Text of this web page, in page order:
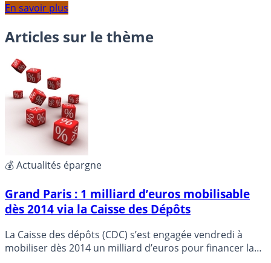
En savoir plus
Articles sur le thème
💰 Actualités épargne
Grand Paris : 1 milliard d’euros mobilisable
dès 2014 via la Caisse des Dépôts
La Caisse des dépôts (CDC) s’est engagée vendredi à
mobiliser dès 2014 un milliard d’euros pour financer la